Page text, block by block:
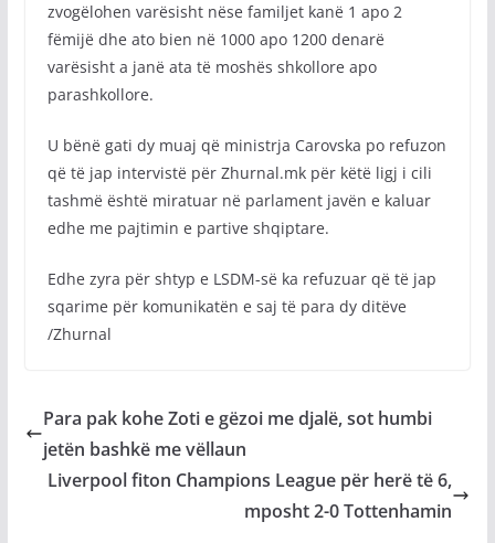
zvogëlohen varësisht nëse familjet kanë 1 apo 2
fëmijë dhe ato bien në 1000 apo 1200 denarë
varësisht a janë ata të moshës shkollore apo
parashkollore.
U bënë gati dy muaj që ministrja Carovska po refuzon
që të jap intervistë për Zhurnal.mk për këtë ligj i cili
tashmë është miratuar në parlament javën e kaluar
edhe me pajtimin e partive shqiptare.
Edhe zyra për shtyp e LSDM-së ka refuzuar që të jap
sqarime për komunikatën e saj të para dy ditëve
/Zhurnal
Para pak kohe Zoti e gëzoi me djalë, sot humbi
jetën bashkë me vëllaun
Liverpool fiton Champions League për herë të 6,
mposht 2-0 Tottenhamin